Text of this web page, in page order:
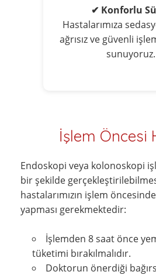
✔ Konforlu
Hastalarımıza
ağrısız ve güvenli
sunuyoruz.
İşlem Öncesi
Endoskopi veya kolonoskopi
bir şekilde
hastalarımızın işlem öncesinde
yapması gerekmektedir:
İşlemden 8 saat önce
tüketimi bırakılmalıdır.
Doktorun önerdiği